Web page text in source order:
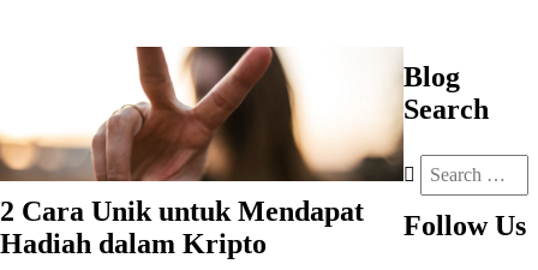
2 Cara Unik untuk Mendapat
Hadiah dalam Kripto
Blog
Search
Follow Us